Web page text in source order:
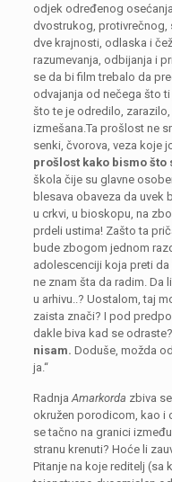
odjek određenog
dvostrukog,
dve krajnosti, odlaska i
razumevanja, odbijanja i
se da bi film trebalo da
odvajanja od nečega što
što te je odredilo,
izmešana.Ta prošlost ne
senki, čvorova, veza koje
prošlost kako bismo
škola čije su glavne
blesava obaveza da uvek
u crkvi, u bioskopu, na
prdeli ustima! Zašto ta
bude zbogom jednom
adolescenciji koja preti
ne znam šta da radim. Da
u arhivu..? Uostalom, taj
zaista znači? I pod
dakle biva kad se odraste?
nisam. Doduše, možda
ja.“
RadnjaAmarkorda zbiva
okružen porodicom, kao i
se tačno na granici
stranu krenuti? Hoće li
Pitanje na koje reditelj (sa